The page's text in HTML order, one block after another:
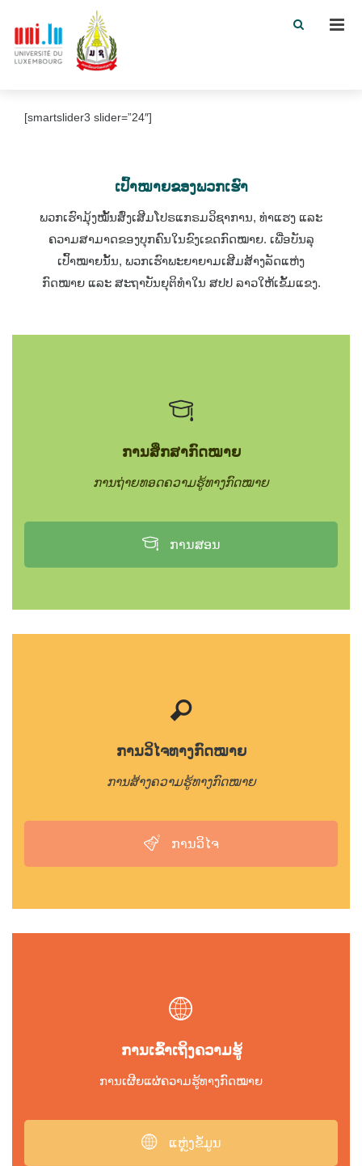
[smartslider3 slider=”24″]
ເປົ້າໝາຍຂອງພວກເຮົາ
ພວກເຮົາມຸ້ງໝັ້ນສົ່ງເສີມໂປຣແກຣມວິຊາການ, ທ່າແຮງ ແລະ
ຄວາມສາມາດຂອງບຸກຄົນໃນຂົງເຂດກົດໝາຍ. ເພື່ອບັນລຸ
ເປົ້າໝາຍນັ້ນ, ພວກເຮົາພະຍາຍາມເສີມສ້າງລັດແຫ່ງ
ກົດໝາຍ ແລະ ສະຖາບັນຍຸຕິທໍາໃນ ສປປ ລາວໃຫ້ເຂັ້ມແຂງ.
ການສຶກສາກົດໝາຍ
ການຖ່າຍທອດຄວາມຮູ້ທາງກົດໝາຍ
ການສອນ
ການວິໄຈທາງກົດໝາຍ
ການສ້າງຄວາມຮູ້ທາງກົດໝາຍ
ການວິໄຈ
ການເຂົ້າເຖິງຄວາມຮູ້
ການເຜີຍແຜ່ຄວາມຮູ້ທາງກົດໝາຍ
ແຫຼ່ງຂໍ້ມູນ